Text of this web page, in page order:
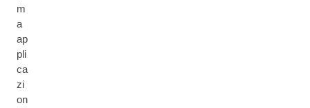
m
a
ap
pli
ca
zi
on